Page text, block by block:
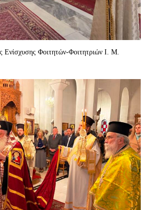
Ενίσχυσης Φοιτητών-Φοιτητριών Ι. Μ.